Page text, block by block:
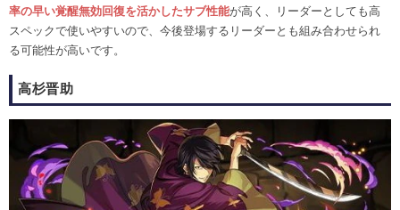
率の早い覚醒無効回復を活かしたサブ性能が高く、リーダーとしても高
スペックで使いやすいので、今後登場するリーダーとも組み合わせられ
る可能性が高いです。
高杉晋助